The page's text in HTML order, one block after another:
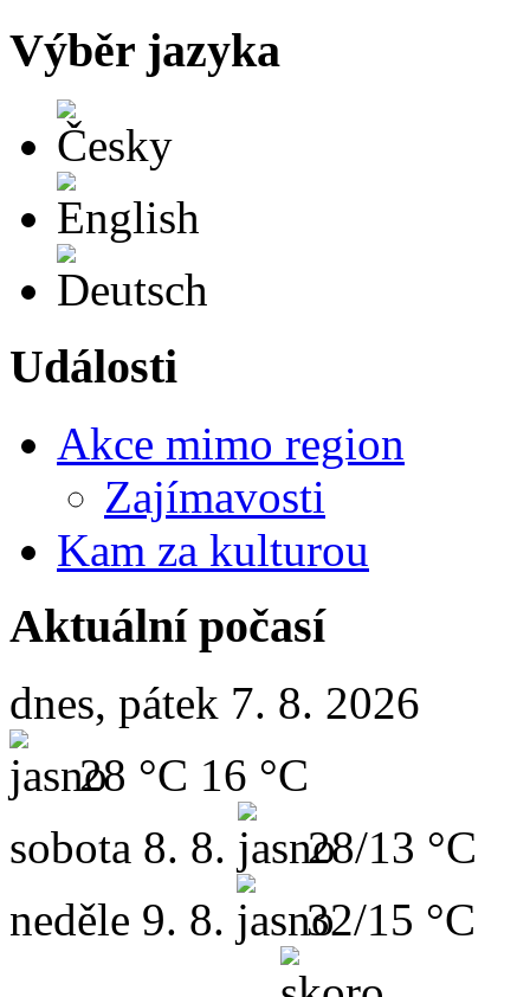
Výběr jazyka
Události
Akce mimo region
Zajímavosti
Kam za kulturou
Aktuální počasí
dnes, pátek 7. 8. 2026
28 °C 16 °C
sobota 8. 8.
28/13 °C
neděle 9. 8. 32/15 °C